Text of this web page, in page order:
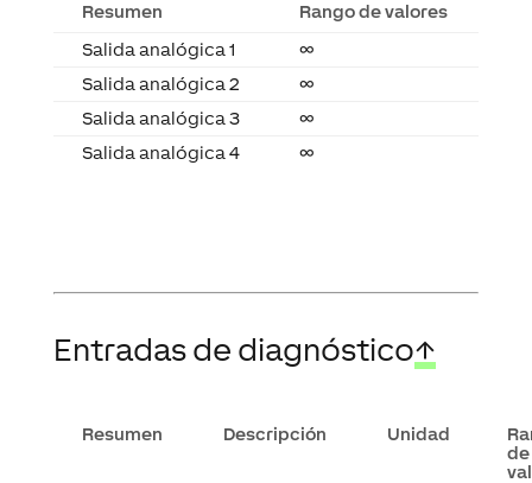
Resumen
Rango de valores
Salida analógica 1
∞
Salida analógica 2
∞
Salida analógica 3
∞
Salida analógica 4
∞
Entradas de diagnóstico↑
Resumen Descripción Unidad
de